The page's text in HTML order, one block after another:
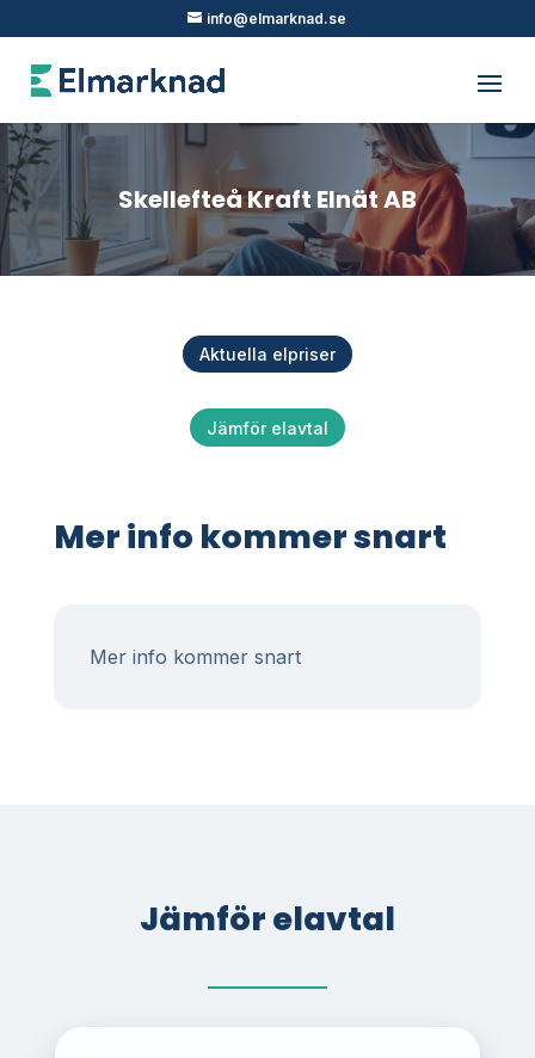
info@elmarknad.se
Skellefteå Kraft Elnät AB
Aktuella elpriser
Jämför elavtal
Mer info kommer snart
Mer info kommer snart
Jämför elavtal